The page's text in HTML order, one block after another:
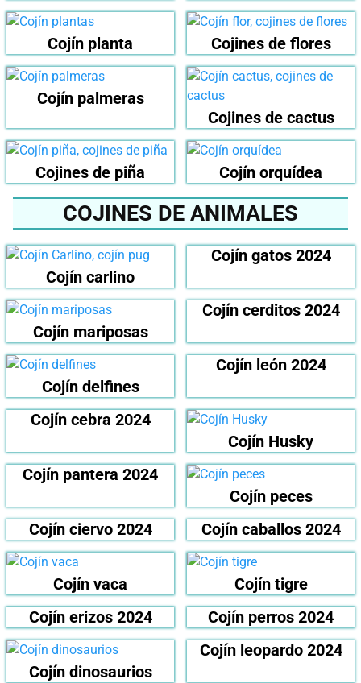
Cojín planta Cojines de flores
Cojín palmeras
Cojines de cactus
Cojines de piña Cojín orquídea
COJINES DE ANIMALES
Cojín carlino
Cojín gatos 2024
Cojín mariposas
Cojín cerditos 2024
Cojín delfines
Cojín león 2024
Cojín cebra 2024
Cojín Husky
Cojín pantera 2024
Cojín peces
Cojín ciervo 2024
Cojín caballos 2024
Cojín vaca
Cojín tigre
Cojín erizos 2024
Cojín perros 2024
Cojín dinosaurios
Cojín leopardo 2024